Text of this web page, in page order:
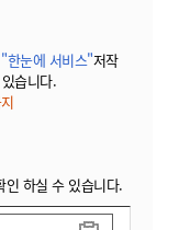
"한눈에 서비스"저작
습니다.
하실 수 있습니다.